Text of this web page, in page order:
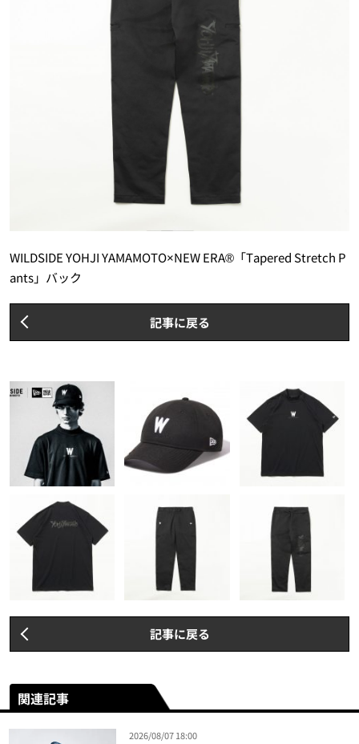
WILDSIDE YOHJI YAMAMOTO×NEW ERA®「Tapered Stretch P
ants」バック
記事に戻る
記事に戻る
関連記事
2026/08/07 18:00